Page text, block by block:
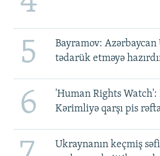
5
Bayramov: Azərbaycan
tədarük etməyə
6
'Human Rights
Kərimliyə qarşı pis
Ukraynanın keçmiş